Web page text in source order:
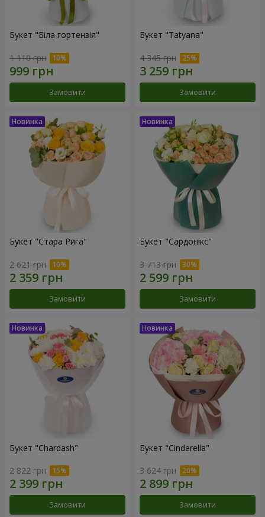
Букет "Біла гортензія"
1 110 грн
Замовити
Букет "Tatyana"
4 345 грн
Замовити
Букет "Стара Рига"
2 621 грн
Замовити
Букет "Сардонікс"
3 713 грн
Замовити
Букет "Chardash"
2 822 грн
Замовити
Букет "Cinderella"
3 624 грн
Замовити